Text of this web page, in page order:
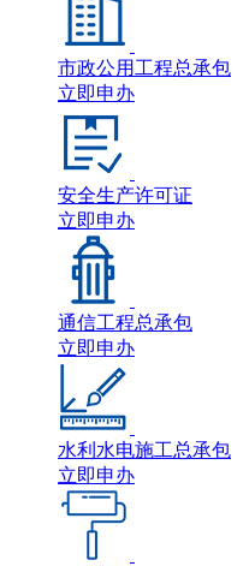
市政公用工程总承包
立即申办
安全生产许可证
立即申办
通信工程总承包
立即申办
水利水电施工总承包
立即申办